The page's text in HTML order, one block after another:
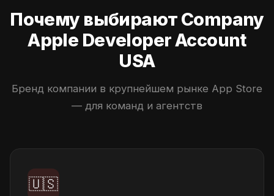
Почему выбирают Company
Apple Developer Account
USA
Бренд компании в крупнейшем рынке App Store
— для команд и агентств
🇺🇸